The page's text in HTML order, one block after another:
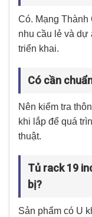
Có. Mạng Thành
nhu cầu lẻ và dự
triển khai.
Có cần
Nên kiểm tra
khi lắp để quá
thuật.
Tủ rack 19
bị?
Sản phẩm có U